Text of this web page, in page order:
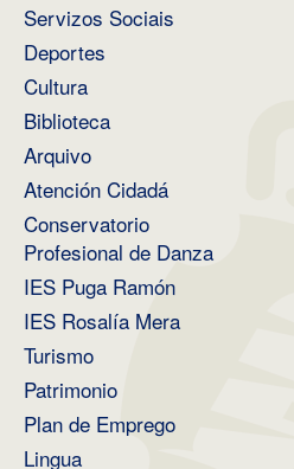
Servizos Sociais
Deportes
Cultura
Biblioteca
Arquivo
Atención Cidadá
Conservatorio
Profesional de Danza
IES Puga Ramón
IES Rosalía Mera
Turismo
Patrimonio
Plan de Emprego
Lingua